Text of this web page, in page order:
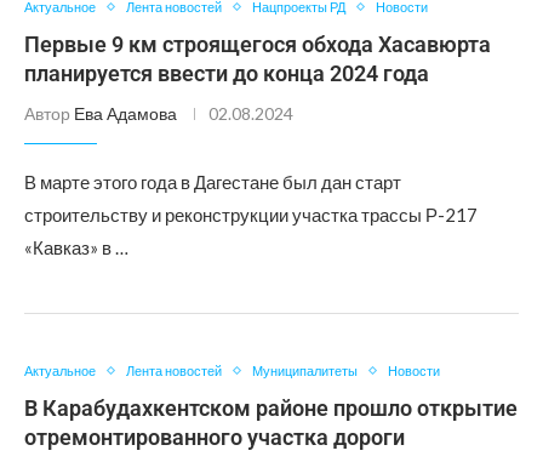
Актуальное Лента новостей Нацпроекты РД Новости
Первые 9 км строящегося обхода Хасавюрта
планируется ввести до конца 2024 года
Автор Ева Адамова 02.08.2024
В марте этого года в Дагестане был дан старт
строительству и реконструкции участка трассы Р-217
«Кавказ» в …
Актуальное Лента новостей Муниципалитеты Новости
В Карабудахкентском районе прошло открытие
отремонтированного участка дороги